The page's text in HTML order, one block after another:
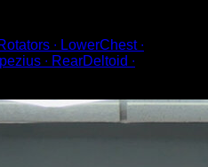
∙ LowerChest ∙
∙ RearDeltoid ∙